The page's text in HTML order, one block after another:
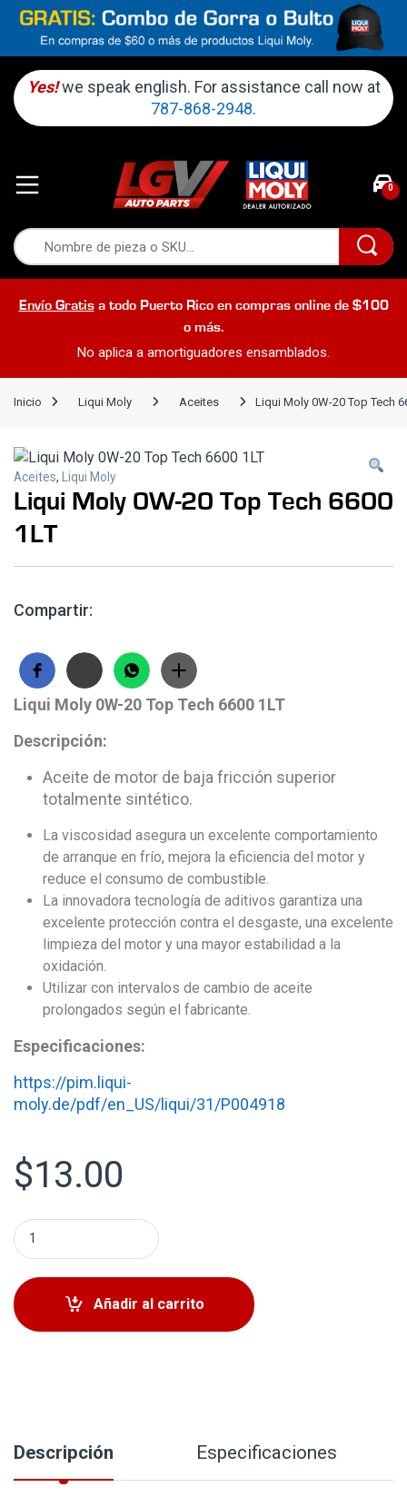
Yes! we speak english. For assistance call now at
787-868-2948.
0
Envío Gratisa todo Puerto Rico en compras online de $100
o más.
No aplica a amortiguadores ensamblados.
Inicio Liqui Moly Aceites Liqui Moly 0W-20 Top Tech
Aceites, Liqui Moly
Liqui Moly 0W-20 Top Tech 6600
1LT
Compartir:
Liqui Moly 0W-20 Top Tech 6600 1LT
Descripción:
Aceite de motor de baja fricción superior
totalmente sintético.
La viscosidad asegura un excelente comportamiento
de arranque en frío, mejora la eficiencia del motor y
reduce el consumo de combustible.
La innovadora tecnología de aditivos garantiza una
excelente protección contra el desgaste, una excelente
limpieza del motor y una mayor estabilidad a la
oxidación.
Utilizar con intervalos de cambio de aceite
prolongados según el fabricante.
Especificaciones:
https://pim.liqui-
moly.de/pdf/en_US/liqui/31/P004918
$13.00
Liqui Moly 0W-20 Top Tech 6600 1LT quantity
Añadir al carrito
Descripción Especificaciones